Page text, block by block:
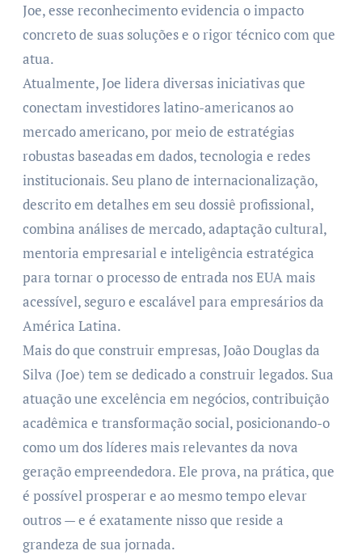
Joe, esse reconhecimento evidencia o impacto
concreto de suas soluções e o rigor técnico com que
atua.
Atualmente, Joe lidera diversas iniciativas que
conectam investidores latino-americanos ao
mercado americano, por meio de estratégias
robustas baseadas em dados, tecnologia e redes
institucionais. Seu plano de internacionalização,
descrito em detalhes em seu dossiê profissional,
combina análises de mercado, adaptação cultural,
mentoria empresarial e inteligência estratégica
para tornar o processo de entrada nos EUA mais
acessível, seguro e escalável para empresários da
América Latina.
Mais do que construir empresas, João Douglas da
Silva (Joe) tem se dedicado a construir legados. Sua
atuação une excelência em negócios, contribuição
acadêmica e transformação social, posicionando-o
como um dos líderes mais relevantes da nova
geração empreendedora. Ele prova, na prática, que
é possível prosperar e ao mesmo tempo elevar
outros — e é exatamente nisso que reside a
grandeza de sua jornada.